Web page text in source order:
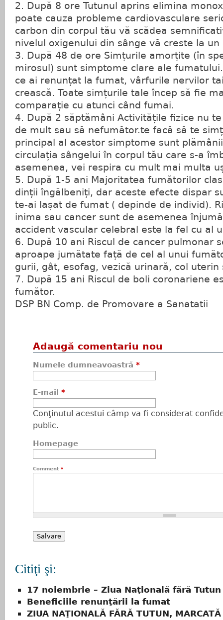
2. După 8 ore Tutunul aprins elimina
poate cauza probleme cardiovasculare
carbon din corpul tău vă scădea
nivelul oxigenului din sânge vă creste la
3. După 48 de ore Simțurile amorțite (în
mirosul) sunt simptome clare ale
ce ai renunțat la fumat, vârfurile nervilor
crească. Toate simțurile tale încep să fie
comparație cu atunci când fumai.
4. După 2 săptămâni Activitățile fizice nu
de mult sau să nefumător.te facă să te
principal al acestor simptome sunt
circulația sângelui în corpul tău care s-a
asemenea, vei respira cu mult mai multa
5. După 1-5 ani Majoritatea fumătorilor
dinții îngălbeniți, dar aceste efecte dispar
te-ai lașat de fumat ( depinde de individ).
inima sau cancer sunt de asemenea
accident vascular celebral este la fel cu al
6. După 10 ani Riscul de cancer pulmonar
aproape jumătate față de cel al unui
gurii, gât, esofag, vezică urinară, col uterin
7. După 15 ani Riscul de boli coronariene
fumător.
DSP BN Comp. de Promovare a Sanatatii
Adaugă comentariu nou
Numele dumneavoastră *
E-mail *
Conţinutul acestui câmp va fi considerat
public.
Homepage
Comment *
Citiţi şi:
17 noiembrie – Ziua Naţională fără Tutun
Beneficiile renunţării la fumat
ZIUA NAŢIONALĂ FĂRĂ TUTUN,